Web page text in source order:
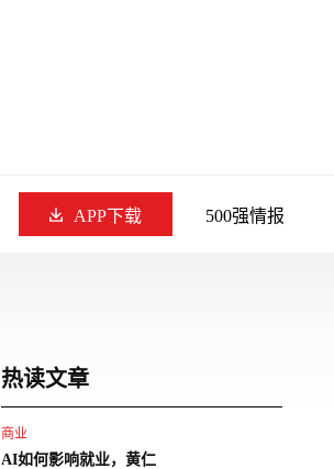
APP下载 500强情报
热读文章
商业
AI如何影响就业，黄仁